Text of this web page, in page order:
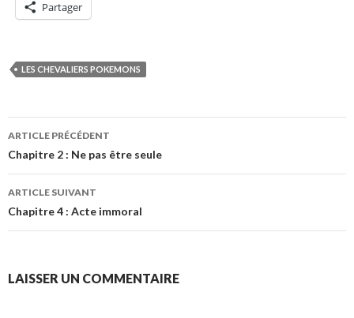
Partager
LES CHEVALIERS POKEMONS
Navigation
des
articles
ARTICLE PRÉCÉDENT
Chapitre 2 : Ne pas être seule
ARTICLE SUIVANT
Chapitre 4 : Acte immoral
LAISSER UN COMMENTAIRE